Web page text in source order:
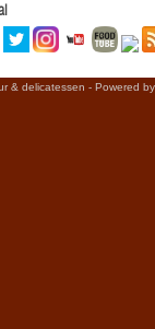
& delicatessen - Powered